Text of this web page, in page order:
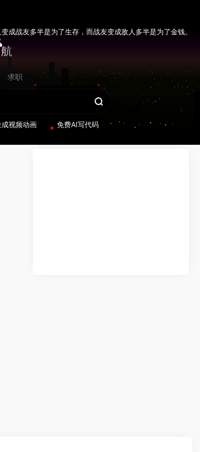
成战友多半是为了生存，而战友变成敌人多半是为了金钱。
求职
视频动画 免费AI写代码